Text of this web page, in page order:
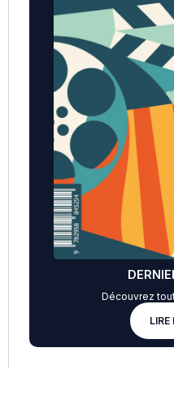
Découvrez
LIRE